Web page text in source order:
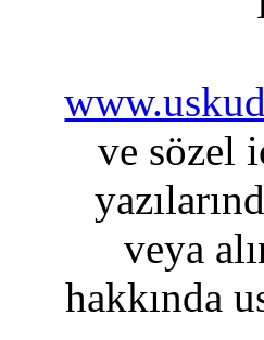
ve sözel
veya
hakkında